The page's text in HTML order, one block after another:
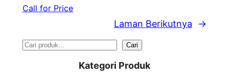
Call for Price
Laman Berikutnya →
S
Cari
Kategori Produk